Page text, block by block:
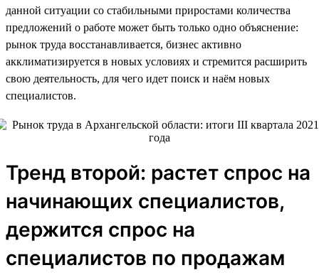
данной ситуации со стабильными приростами количества
предложений о работе может быть только одно объяснение:
рынок труда восстанавливается, бизнес активно
акклиматизируется в новых условиях и стремится расширить
свою деятельность, для чего идет поиск и наём новых
специалистов.
Тренд второй: растет спрос на
начинающих специалистов,
держится спрос на
специалистов по продажам